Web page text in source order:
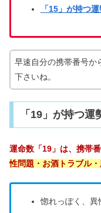
「15」が持つ
早速自分の携帯番号か
下さいね。
「19」が持つ
運命数「19」は、携帯
性問題・お酒トラブル・
惚れっぽく、異